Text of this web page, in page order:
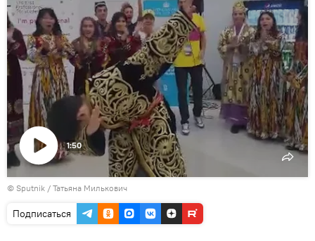
Воспроизвести
видео
1:50
© Sputnik / Татьяна Милькович
Подписаться